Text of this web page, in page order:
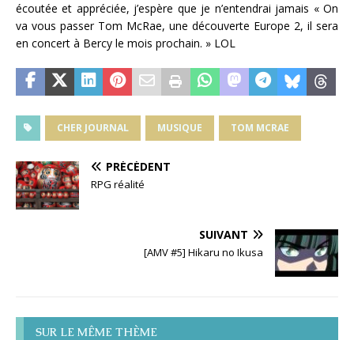
écoutée et appréciée, j’espère que je n’entendrai jamais « On
va vous passer Tom McRae, une découverte Europe 2, il sera
en concert à Bercy le mois prochain. » LOL
CHER JOURNAL MUSIQUE TOM MCRAE
PRÉCÉDENT
RPG réalité
SUIVANT
[AMV #5] Hikaru no Ikusa
SUR LE MÊME THÈME